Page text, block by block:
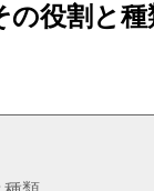
の役割と種